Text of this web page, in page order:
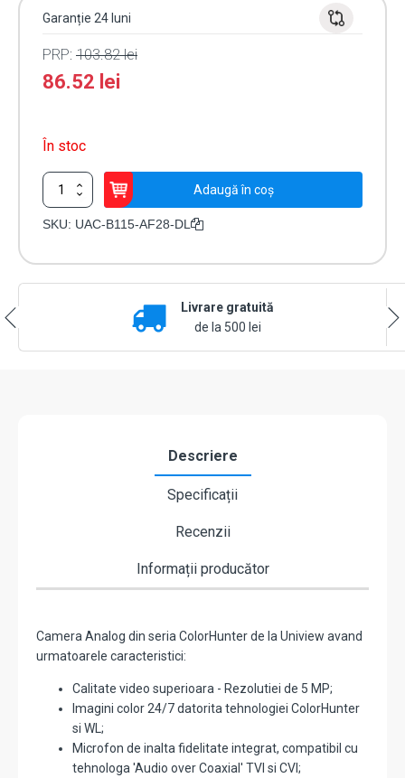
Garanție 24 luni
PRP: 103.82lei
86.52 lei
În stoc
Cantitate
Camera
Analog
Adaugă în coș
SKU: UAC-B115-AF28-DL
Livrare gratuită
de la 500 lei
Descriere
Specificații
Recenzii
Informații producător
Camera Analog din seria ColorHunter de la Uniview avand
urmatoarele caracteristici:
Calitate video superioara - Rezolutiei de 5 MP;
Imagini color 24/7 datorita tehnologiei ColorHunter
si WL;
Microfon de inalta fidelitate integrat, compatibil cu
tehnologa 'Audio over Coaxial' TVI si CVI;